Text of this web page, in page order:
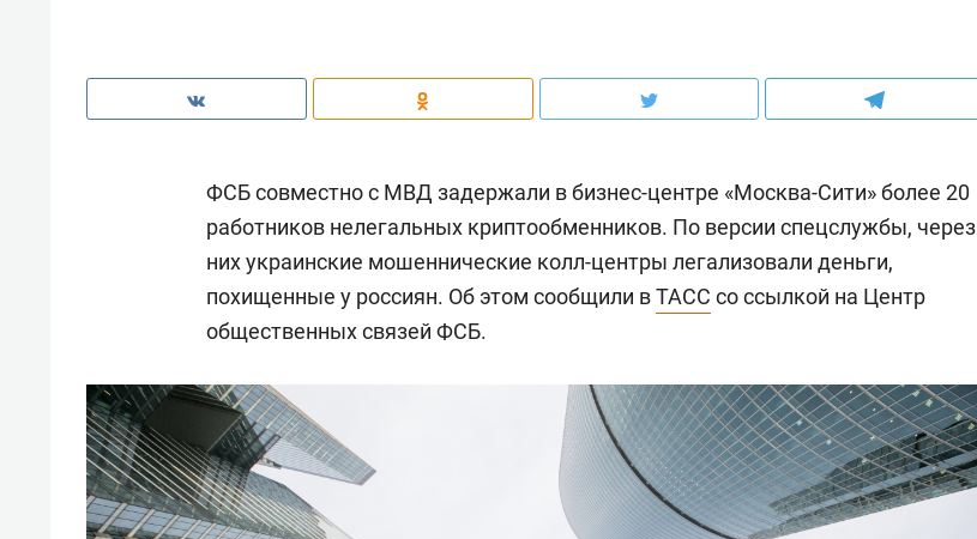
ФСБ совместно с МВД задержали в бизнес-центре «Москва-Сити» более 20
работников нелегальных криптообменников. По версии спецслужбы, через
них украинские мошеннические колл-центры легализовали деньги,
похищенные у россиян. Об этом сообщили вТАСС со ссылкой на Центр
общественных связей ФСБ.